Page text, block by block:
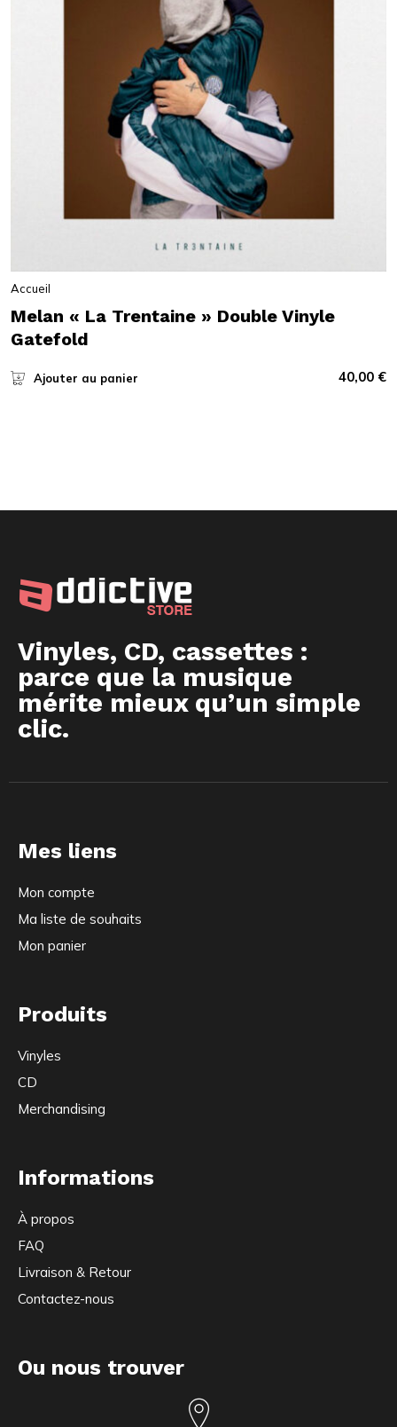
Accueil
Melan « La Trentaine » Double Vinyle
Gatefold
Ajouter au panier 40,00 €
Vinyles, CD, cassettes :
parce que la musique
mérite mieux qu’un simple
clic.
Mes liens
Mon compte
Ma liste de souhaits
Mon panier
Produits
Vinyles
CD
Merchandising
Informations
À propos
FAQ
Livraison & Retour
Contactez-nous
Ou nous trouver